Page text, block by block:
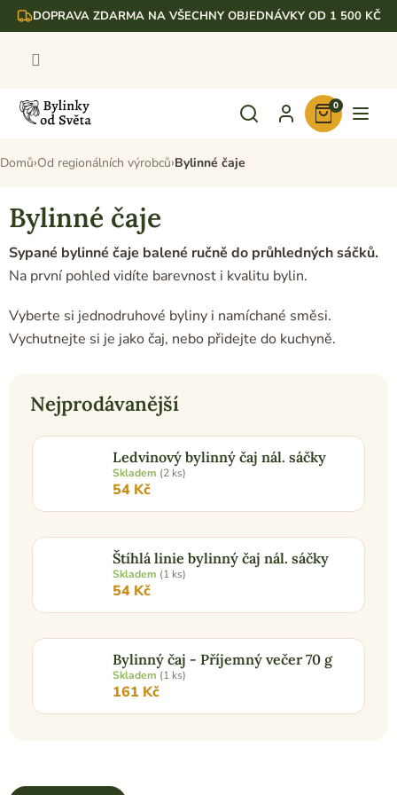
Přejít DOPRAVA ZDARMA NA VŠECHNY OBJEDNÁVKY OD 1 500 KČ
Nákupní
košík
0
Domů Od regionálních výrobců Bylinné čaje
Bylinné čaje
Sypané bylinné čaje balené ručně do průhledných sáčků.
Na první pohled vidíte barevnost i kvalitu bylin.
Vyberte si jednodruhové byliny i namíchané směsi.
Vychutnejte si je jako čaj, nebo přidejte do kuchyně.
Nejprodávanější
Ledvinový bylinný čaj nál. sáčky
Skladem (2 ks)
54 Kč
Štíhlá linie bylinný čaj nál. sáčky
Skladem (1 ks)
54 Kč
Bylinný čaj - Příjemný večer 70 g
Skladem (1 ks)
161 Kč
Ř